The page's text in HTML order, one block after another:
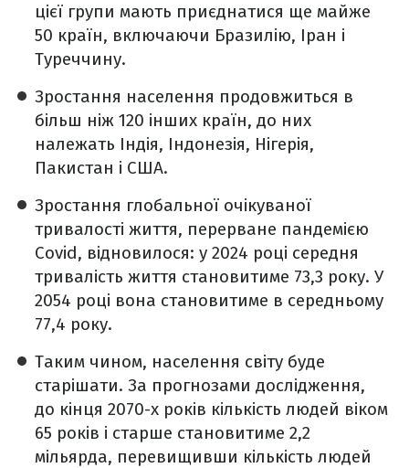
цієї групи мають приєднатися ще майже
50 країн, включаючи Бразилію, Іран і
Туреччину.
Зростання населення продовжиться в
більш ніж 120 інших країн, до них
належать Індія, Індонезія, Нігерія,
Пакистан і США.
Зростання глобальної очікуваної
тривалості життя, перерване пандемією
Covid, відновилося: у 2024 році середня
тривалість життя становитиме 73,3 року. У
2054 році вона становитиме в середньому
77,4 року.
Таким чином, населення світу буде
старішати. За прогнозами дослідження,
до кінця 2070-х років кількість людей віком
65 років і старше становитиме 2,2
мільярда, перевищивши кількість людей